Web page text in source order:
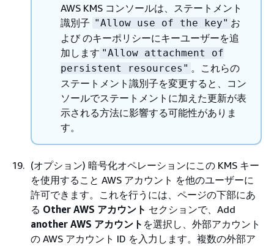
AWS KMS コンソールは、ステートメント
識別子 "Allow use of the key" お
よび のキーポリシーにキーユーザーを追
加します "Allow attachment of
persistent resources" 。これらの
ステートメント識別子を変更すると、コン
ソールでステートメントに加えた更新が表
示される方法に影響する可能性がありま
す。
(オプション) 暗号化オペレーションにこの KMS キー
を使用すること AWS アカウント を他のユーザーに
許可できます。これを行うには、ページの下部にあ
る Other AWS アカウント セクションで、Add
another AWS アカウント を選択し、外部アカウント
の AWS アカウント ID を入力します。複数の外部ア